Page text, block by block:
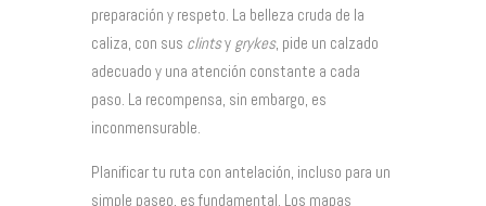
preparación y respeto. La belleza cruda de la
caliza, con sus clintsy grykes, pide un calzado
adecuado y una atención constante a cada
paso. La recompensa, sin embargo, es
inconmensurable.
Planificar tu ruta con antelación, incluso para un
simple paseo, es fundamental. Los mapas